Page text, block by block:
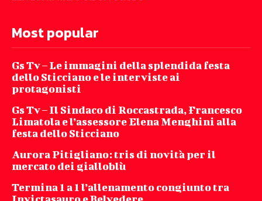
Most popular
Gs Tv – Le immagini della splendida festa
dello Sticciano e le interviste ai
protagonisti
Gs Tv – Il Sindaco di Roccastrada, Francesco
Limatola e l’assessore Elena Menghini alla
festa dello Sticciano
Aurora Pitigliano: tris di novità per il
mercato dei gialloblù
Termina 1 a 1 l’allenamento congiunto tra